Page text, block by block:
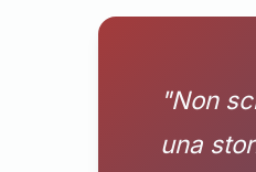
"Non
una